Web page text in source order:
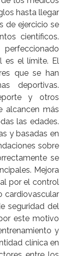
hasta llegar
de ejercicio se
científicos.
es el límite. El
que se han
deportivas.
y otros
alcancen más
las edades.
y basadas en
sobre
se
Mejora
por el control
cardiovascular
seguridad del
este motivo
y
clínica en